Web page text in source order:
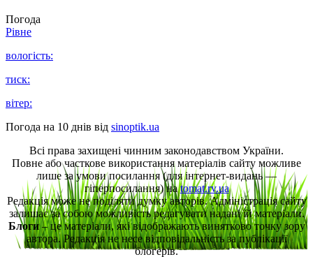
Погода
Рівне
вологість:
тиск:
вітер:
Погода на 10 днів від sinoptik.ua
Всі права захищені чинним законодавством України.
Повне або часткове використання матеріалів сайту можливе
лише за умови посилання (для інтернет-видань —
гіперпосилання) наtomat.rv.ua
Редакція може не поділяти думку авторів. Адміністрація сайту
залишає за собою можливість редагувати надані їй матеріали.
Блоги– це матеріали, які відображають винятково точку зору
автора. Редакція не несе відповідальність за публікації
блогерів.